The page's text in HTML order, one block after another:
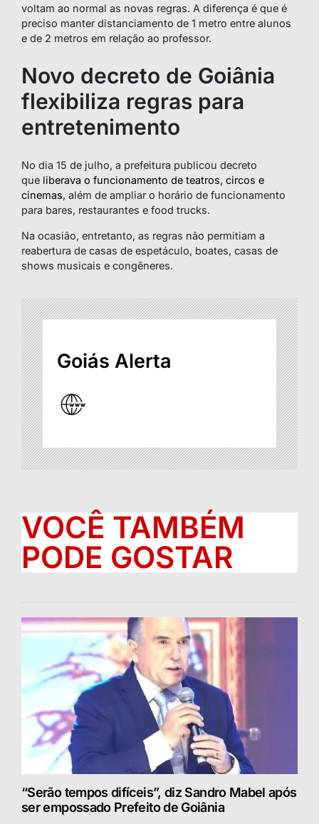
voltam ao normal as novas regras. A diferença é que é
preciso manter distanciamento de 1 metro entre alunos
e de 2 metros em relação ao professor.
Novo decreto de Goiânia
flexibiliza regras para
entretenimento
No dia 15 de julho, a prefeitura publicou decreto
que liberava o funcionamento de teatros, circos e
cinemas, além de ampliar o horário de funcionamento
para bares, restaurantes e food trucks.
Na ocasião, entretanto, as regras não permitiam a
reabertura de casas de espetáculo, boates, casas de
shows musicais e congêneres.
Goiás Alerta
VOCÊ TAMBÉM
PODE GOSTAR
“Serão tempos difíceis”, diz Sandro Mabel após
ser empossado Prefeito de Goiânia